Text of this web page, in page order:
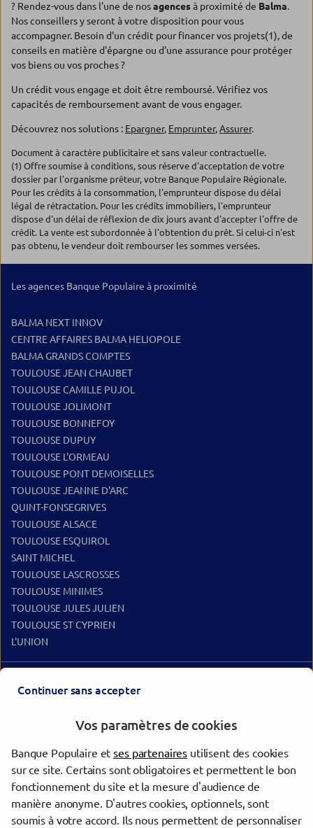
? Rendez-vous dans l'une de nosagencesà proximité de Balma.
Nos conseillers y seront à votre disposition pour vous
accompagner. Besoin d'un crédit pour financer vos projets(1), de
conseils en matière d'épargne ou d'une assurance pour protéger
vos biens ou vos proches ?
Un crédit vous engage et doit être remboursé. Vérifiez vos
capacités de remboursement avant de vous engager.
Découvrez nos solutions : Epargner, Emprunter,Assurer.
Document à caractère publicitaire et sans valeur contractuelle.
(1) Offre soumise à conditions, sous réserve d'acceptation de votre
dossier par l'organisme prêteur, votre Banque Populaire Régionale.
Pour les crédits à la consommation, l'emprunteur dispose du délai
légal de rétractation. Pour les crédits immobiliers, l'emprunteur
dispose d'un délai de réflexion de dix jours avant d'accepter l'offre de
crédit. La vente est subordonnée à l'obtention du prêt. Si celui-ci n'est
pas obtenu, le vendeur doit rembourser les sommes versées.
Les agences Banque Populaire à proximité
BALMA NEXT INNOV
CENTRE AFFAIRES BALMA HELIOPOLE
BALMA GRANDS COMPTES
TOULOUSE JEAN CHAUBET
TOULOUSE CAMILLE PUJOL
TOULOUSE JOLIMONT
TOULOUSE BONNEFOY
TOULOUSE DUPUY
TOULOUSE L'ORMEAU
TOULOUSE PONT DEMOISELLES
TOULOUSE JEANNE D'ARC
QUINT-FONSEGRIVES
TOULOUSE ALSACE
TOULOUSE ESQUIROL
SAINT MICHEL
TOULOUSE LASCROSSES
TOULOUSE MINIMES
TOULOUSE JULES JULIEN
TOULOUSE ST CYPRIEN
L'UNION
Colomiers
Cugnaux
Muret
Montauban
Continuer sans accepter
Vos paramètres de cookies
Banque Populaire etses partenaires utilisent des cookies
sur ce site. Certains sont obligatoires et permettent le bon
fonctionnement du site et la mesure d'audience de
manière anonyme. D'autres cookies, optionnels, sont
soumis à votre accord. Ils nous permettent de personnaliser